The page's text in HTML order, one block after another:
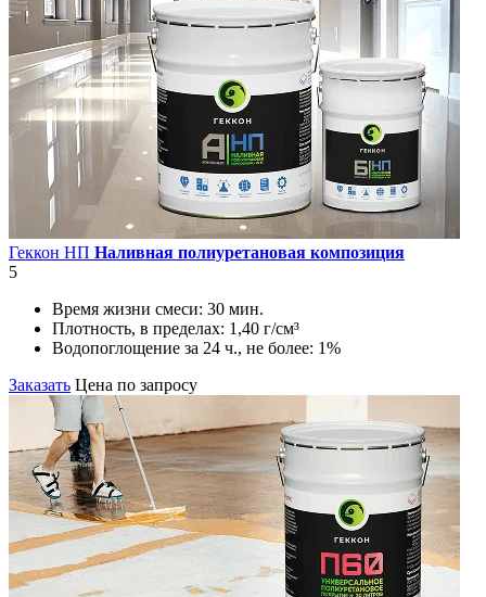
Геккон НП Наливная полиуретановая композиция
5
Время жизни смеси: 30 мин.
Плотность, в пределах: 1,40 г/см³
Водопоглощение за 24 ч., не более: 1%
Заказать Цена по запросу